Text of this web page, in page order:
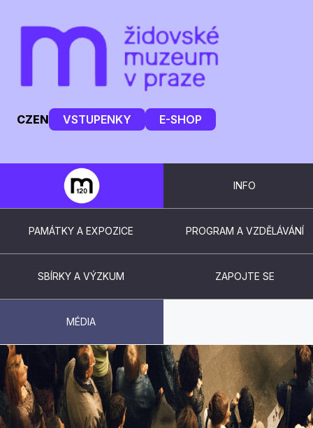
CZEN VSTUPENKY E-SHOP
INFO
PAMÁTKY A EXPOZICE PROGRAM A VZDĚLÁVÁNÍ
SBÍRKY A VÝZKUM ZAPOJTE SE
MÉDIA
ZPRAVODAJ